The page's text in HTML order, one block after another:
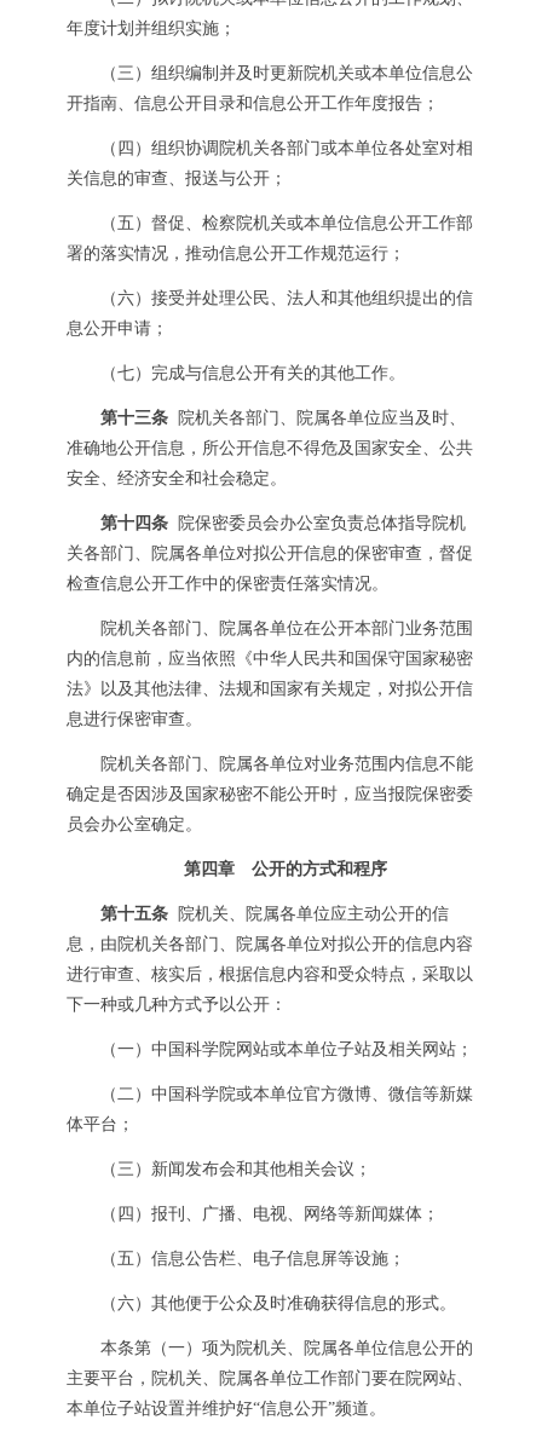
年度计划并组织实施；
（三）组织编制并及时更新院机关或本单位信息公
开指南、信息公开目录和信息公开工作年度报告；
（四）组织协调院机关各部门或本单位各处室对相
关信息的审查、报送与公开；
（五）督促、检察院机关或本单位信息公开工作部
署的落实情况，推动信息公开工作规范运行；
（六）接受并处理公民、法人和其他组织提出的信
息公开申请；
（七）完成与信息公开有关的其他工作。
第十三条 院机关各部门、院属各单位应当及时、
准确地公开信息，所公开信息不得危及国家安全、公共
安全、经济安全和社会稳定。
第十四条 院保密委员会办公室负责总体指导院机
关各部门、院属各单位对拟公开信息的保密审查，督促
检查信息公开工作中的保密责任落实情况。
院机关各部门、院属各单位在公开本部门业务范围
内的信息前，应当依照《中华人民共和国保守国家秘密
法》以及其他法律、法规和国家有关规定，对拟公开信
息进行保密审查。
院机关各部门、院属各单位对业务范围内信息不能
确定是否因涉及国家秘密不能公开时，应当报院保密委
员会办公室确定。
第四章 公开的方式和程序
第十五条
院机关、院属各单位应主动公开的信
息，由院机关各部门、院属各单位对拟公开的信息内容
进行审查、核实后，根据信息内容和受众特点，采取以
下一种或几种方式予以公开：
（一）中国科学院网站或本单位子站及相关网站；
（二）中国科学院或本单位官方微博、微信等新媒
体平台；
（三）新闻发布会和其他相关会议；
（四）报刊、广播、电视、网络等新闻媒体；
（五）信息公告栏、电子信息屏等设施；
（六）其他便于公众及时准确获得信息的形式。
本条第（一）项为院机关、院属各单位信息公开的
主要平台，院机关、院属各单位工作部门要在院网站、
本单位子站设置并维护好“信息公开”频道。